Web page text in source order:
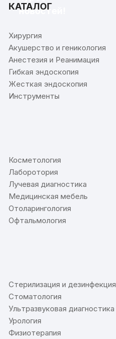
новостей!
КАТАЛОГ
Хирургия
Акушерство и геникология
Анестезия и Реанимация
Гибкая эндоскопия
Жесткая эндоскопия
Инструменты
Косметология
Лаборотория
Лучевая диагностика
Медицинская мебель
Отоларингология
Офтальмология
Стерилизация и дезинфекция
Стоматология
Ультразвуковая диагностика
Урология
Физиотерапия